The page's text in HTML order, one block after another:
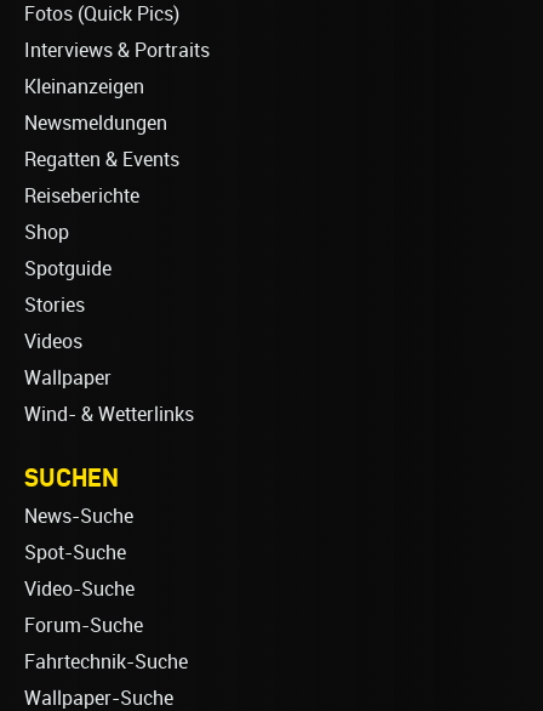
Fotos (Quick Pics)
Interviews & Portraits
Kleinanzeigen
Newsmeldungen
Regatten & Events
Reiseberichte
Shop
Spotguide
Stories
Videos
Wallpaper
Wind- & Wetterlinks
SUCHEN
News-Suche
Spot-Suche
Video-Suche
Forum-Suche
Fahrtechnik-Suche
Wallpaper-Suche